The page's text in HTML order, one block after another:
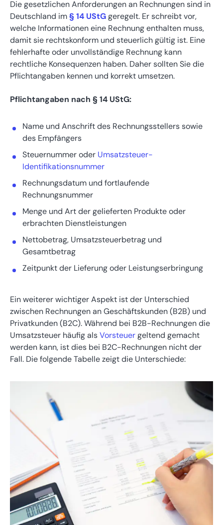
Die gesetzlichen Anforderungen an Rechnungen sind in
Deutschland im§ 14 UStGgeregelt. Er schreibt vor,
welche Informationen eine Rechnung enthalten muss,
damit sie rechtskonform und steuerlich gültig ist. Eine
fehlerhafte oder unvollständige Rechnung kann
rechtliche Konsequenzen haben. Daher sollten Sie die
Pflichtangaben kennen und korrekt umsetzen.
Pflichtangaben nach § 14 UStG:
Name und Anschrift des Rechnungsstellers sowie
des Empfängers
Steuernummer oder Umsatzsteuer-
Identifikationsnummer
Rechnungsdatum und fortlaufende
Rechnungsnummer
Menge und Art der gelieferten Produkte oder
erbrachten Dienstleistungen
Nettobetrag, Umsatzsteuerbetrag und
Gesamtbetrag
Zeitpunkt der Lieferung oder Leistungserbringung
Ein weiterer wichtiger Aspekt ist der Unterschied
zwischen Rechnungen an Geschäftskunden (B2B) und
Privatkunden (B2C). Während bei B2B-Rechnungen die
Umsatzsteuer häufig alsVorsteuergeltend gemacht
werden kann, ist dies bei B2C-Rechnungen nicht der
Fall. Die folgende Tabelle zeigt die Unterschiede: